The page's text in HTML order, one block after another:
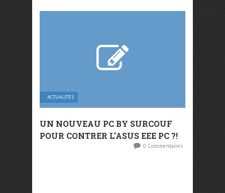
ACTUALITÉS
UN NOUVEAU PC BY SURCOUF
POUR CONTRER L’ASUS EEE PC ?!
0 Commentaires